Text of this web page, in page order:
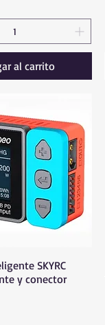
al carrito
rápidaSKYRC
y conector